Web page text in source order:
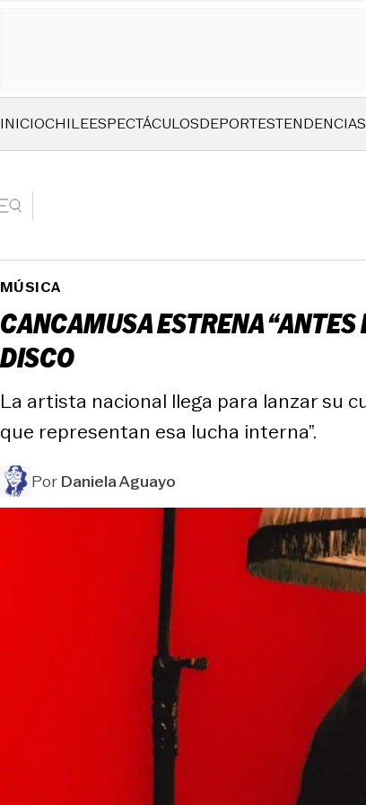
INICIOCHILEESPECTÁCULOSDEPORTESTENDENCIAS
MÚSICA
CANCAMUSA ESTRENA “ANTES
DISCO
La artista nacional llega para lanzar su
que representan esa lucha interna”.
PorDaniela Aguayo